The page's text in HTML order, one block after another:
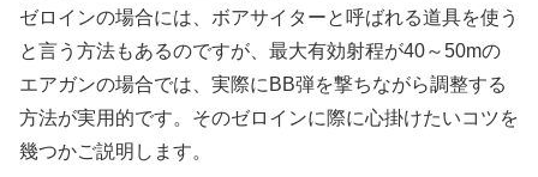
ゼロインの場合には、ボアサイターと呼ばれる道具を使う
と言う方法もあるのですが、最大有効射程が40～50mの
エアガンの場合では、実際にBB弾を撃ちながら調整する
方法が実用的です。そのゼロインに際に心掛けたいコツを
幾つかご説明します。